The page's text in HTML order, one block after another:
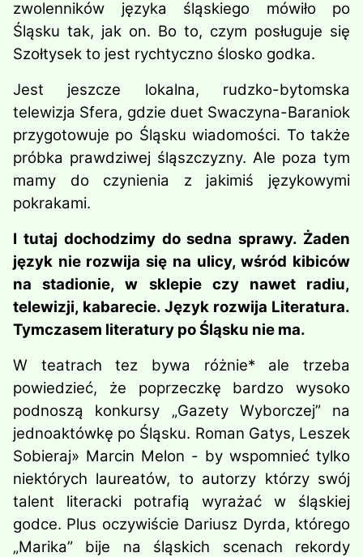
zwolenników języka ślą­skiego mówiło po
Śląsku tak, jak on. Bo to, czym posługuje się
Szołtysek to jest rychtyczno ślosko godka.
Jest jeszcze lokalna, rudzko-bytomska
telewizja Sfera, gdzie duet Swaczyna-Baraniok
przygotowuje po Śląsku wiadomości. To także
próbka prawdziwej śląszczyzny. Ale poza tym
mamy do czynienia z jakimiś językowymi
pokrakami.
I tutaj dochodzimy do sedna sprawy. Żaden
język nie rozwija się na ulicy, wśród kibiców
na stadionie, w sklepie czy nawet radiu,
telewizji, kabarecie. Język rozwija Literatura.
Tymczasem literatury po Śląsku nie ma.
W teatrach tez bywa różnie* ale trzeba
powiedzieć, że poprzeczkę bardzo wysoko
podnoszą konkursy „Gazety Wyborczej” na
jednoaktówkę po Śląsku. Roman Gatys, Leszek
Sobieraj» Marcin Melon - by wspomnieć tylko
niektórych laureatów, to autorzy którzy swój
talent literacki potrafią wyrażać w śląskiej
godce. Plus oczywiście Dariusz Dyrda, którego
„Marika” bije na śląskich scenach rekordy